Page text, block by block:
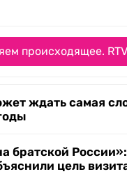
происходящее.
ждать самая
братской
цель